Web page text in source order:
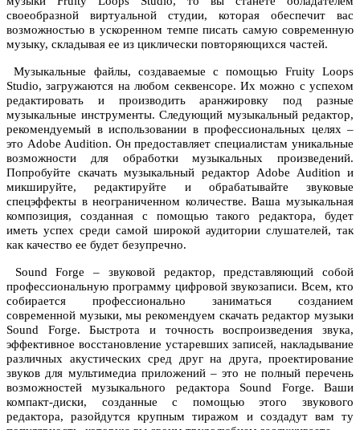
своеобразной виртуальной студии, которая обеспечит вас
возможностью в ускоренном темпе писать самую современную
музыку, складывая ее из циклически повторяющихся частей.
Музыкальные файлы, создаваемые с помощью Fruity Loops
Studio, загружаются на любом секвенсоре. Их можно с успехом
редактировать и производить аранжировку под разные
музыкальные инструменты. Следующий музыкальный редактор,
рекомендуемый в использовании в профессиональных целях –
это Adobe Audition. Он предоставляет специалистам уникальные
возможности для обработки музыкальных произведений.
Попробуйте скачать музыкальный редактор Adobe Audition и
микшируйте, редактируйте и обрабатывайте звуковые
спецэффекты в неограниченном количестве. Ваша музыкальная
композиция, созданная с помощью такого редактора, будет
иметь успех среди самой широкой аудитории слушателей, так
как качество ее будет безупречно.
Sound Forge – звуковой редактор, представляющий собой
профессиональную программу цифровой звукозаписи. Всем, кто
собирается профессионально заниматься созданием
современной музыки, мы рекомендуем скачать редактор музыки
Sound Forge. Быстрота и точность воспроизведения звука,
эффективное восстановление устаревших записей, накладывание
различных акустических сред друг на друга, проектирование
звуков для мультимедиа приложений – это не полный перечень
возможностей музыкального редактора Sound Forge. Ваши
компакт-диски, созданные с помощью этого звукового
редактора, разойдутся крупным тиражом и создадут вам ту